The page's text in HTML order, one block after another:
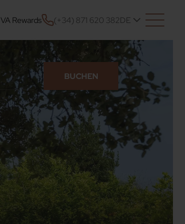
VA Rewards (+34) 871 620 382DE
BESTÄTIGEN SIE
BUCHEN